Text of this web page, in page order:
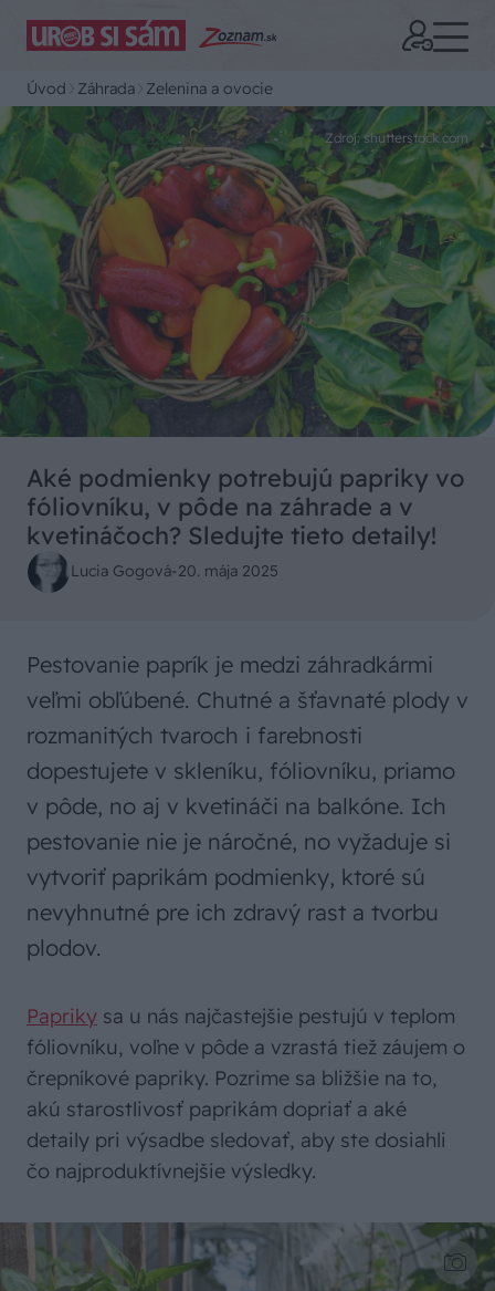
Úvod Záhrada Zelenina a ovocie
Zdroj: shutterstock.com
Aké podmienky potrebujú papriky vo
fóliovníku, v pôde na záhrade a v
kvetináčoch? Sledujte tieto detaily!
Lucia Gogová-20. mája 2025
Pestovanie paprík je medzi záhradkármi
veľmi obľúbené. Chutné a šťavnaté plody v
rozmanitých tvaroch i farebnosti
dopestujete v skleníku, fóliovníku, priamo
v pôde, no aj v kvetináči na balkóne. Ich
pestovanie nie je náročné, no vyžaduje si
vytvoriť paprikám podmienky, ktoré sú
nevyhnutné pre ich zdravý rast a tvorbu
plodov.
Papriky sa u nás najčastejšie pestujú v teplom
fóliovníku, voľne v pôde a vzrastá tiež záujem o
črepníkové papriky. Pozrime sa bližšie na to,
akú starostlivosť paprikám dopriať a aké
detaily pri výsadbe sledovať, aby ste dosiahli
čo najproduktívnejšie výsledky.